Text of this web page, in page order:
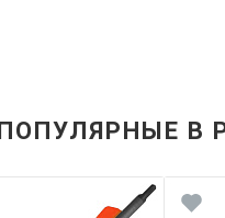
ПОПУЛЯРНЫЕ В